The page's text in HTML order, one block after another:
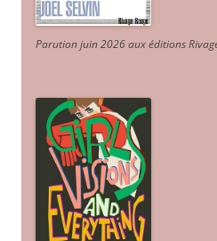
Parution juin 2026 aux éditions